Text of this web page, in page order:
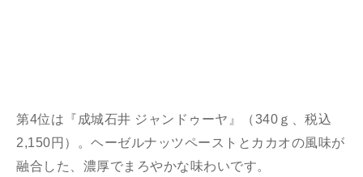
第4位は『成城石井 ジャンドゥーヤ』（340ｇ、税込
2,150円）。ヘーゼルナッツペーストとカカオの風味が
融合した、濃厚でまろやかな味わいです。